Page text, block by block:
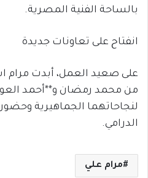
بالساحة الفنية المصرية.
انفتاح على تعاونات جديدة
على صعيد العمل، أبدت مرام
من محمد رمضان و**أحمد
لنجاحاتهما الجماهيرية
الدرامي.
مرام علي